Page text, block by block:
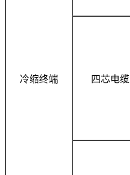
冷缩终端 四芯电缆